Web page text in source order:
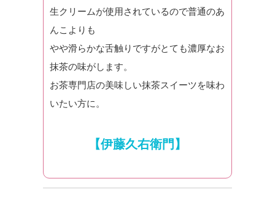
生クリームが使用されているので普通のあ
んこよりも
やや滑らかな舌触りですがとても濃厚なお
抹茶の味がします。
お茶専門店の美味しい抹茶スイーツを味わ
いたい方に。
【伊藤久右衛門】